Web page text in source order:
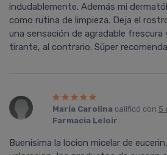
indudablemente. Además mi
como rutina de limpieza. Deja el
una sensación de agradable frescura
tirante, al contrario. Súper
María Carolina calificó con 5
Farmacia Leloir.
Buenisima la locion micelar de